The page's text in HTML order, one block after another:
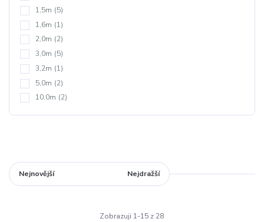
1,5m (5)
1,6m (1)
2,0m (2)
3,0m (5)
3,2m (1)
5,0m (2)
10,0m (2)
Nejnovější Nejdražší
Zobrazuji 1-15 z 28